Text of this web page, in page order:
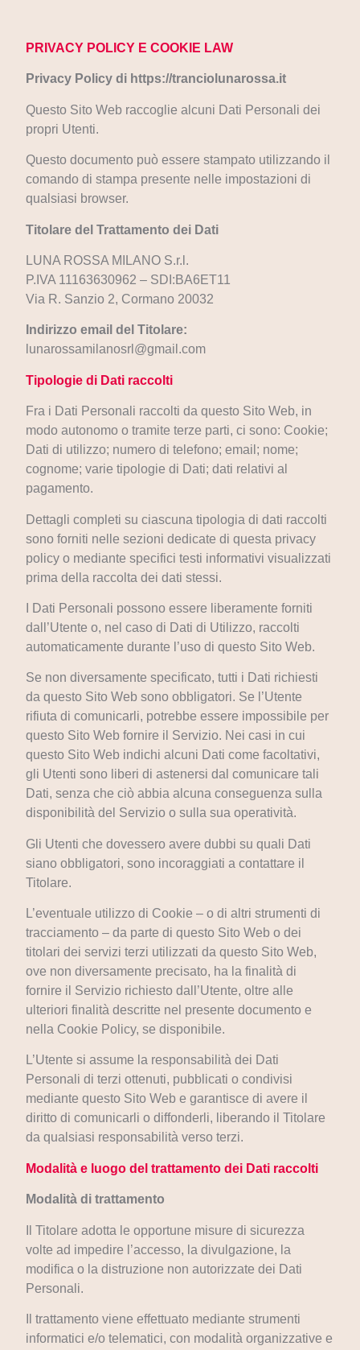
PRIVACY POLICY E COOKIE LAW
Privacy Policy di https://tranciolunarossa.it
Questo Sito Web raccoglie alcuni Dati Personali dei
propri Utenti.
Questo documento può essere stampato utilizzando il
comando di stampa presente nelle impostazioni di
qualsiasi browser.
Titolare del Trattamento dei Dati
LUNA ROSSA MILANO S.r.l.
P.IVA 11163630962 – SDI:BA6ET11
Via R. Sanzio 2, Cormano 20032
Indirizzo email del Titolare:
lunarossamilanosrl@gmail.com
Tipologie di Dati raccolti
Fra i Dati Personali raccolti da questo Sito Web, in
modo autonomo o tramite terze parti, ci sono: Cookie;
Dati di utilizzo; numero di telefono; email; nome;
cognome; varie tipologie di Dati; dati relativi al
pagamento.
Dettagli completi su ciascuna tipologia di dati raccolti
sono forniti nelle sezioni dedicate di questa privacy
policy o mediante specifici testi informativi visualizzati
prima della raccolta dei dati stessi.
I Dati Personali possono essere liberamente forniti
dall’Utente o, nel caso di Dati di Utilizzo, raccolti
automaticamente durante l’uso di questo Sito Web.
Se non diversamente specificato, tutti i Dati richiesti
da questo Sito Web sono obbligatori. Se l’Utente
rifiuta di comunicarli, potrebbe essere impossibile per
questo Sito Web fornire il Servizio. Nei casi in cui
questo Sito Web indichi alcuni Dati come facoltativi,
gli Utenti sono liberi di astenersi dal comunicare tali
Dati, senza che ciò abbia alcuna conseguenza sulla
disponibilità del Servizio o sulla sua operatività.
Gli Utenti che dovessero avere dubbi su quali Dati
siano obbligatori, sono incoraggiati a contattare il
Titolare.
L’eventuale utilizzo di Cookie – o di altri strumenti di
tracciamento – da parte di questo Sito Web o dei
titolari dei servizi terzi utilizzati da questo Sito Web,
ove non diversamente precisato, ha la finalità di
fornire il Servizio richiesto dall’Utente, oltre alle
ulteriori finalità descritte nel presente documento e
nella Cookie Policy, se disponibile.
L’Utente si assume la responsabilità dei Dati
Personali di terzi ottenuti, pubblicati o condivisi
mediante questo Sito Web e garantisce di avere il
diritto di comunicarli o diffonderli, liberando il Titolare
da qualsiasi responsabilità verso terzi.
Modalità e luogo del trattamento dei Dati raccolti
Modalità di trattamento
Il Titolare adotta le opportune misure di sicurezza
volte ad impedire l’accesso, la divulgazione, la
modifica o la distruzione non autorizzate dei Dati
Personali.
Il trattamento viene effettuato mediante strumenti
informatici e/o telematici, con modalità organizzative e